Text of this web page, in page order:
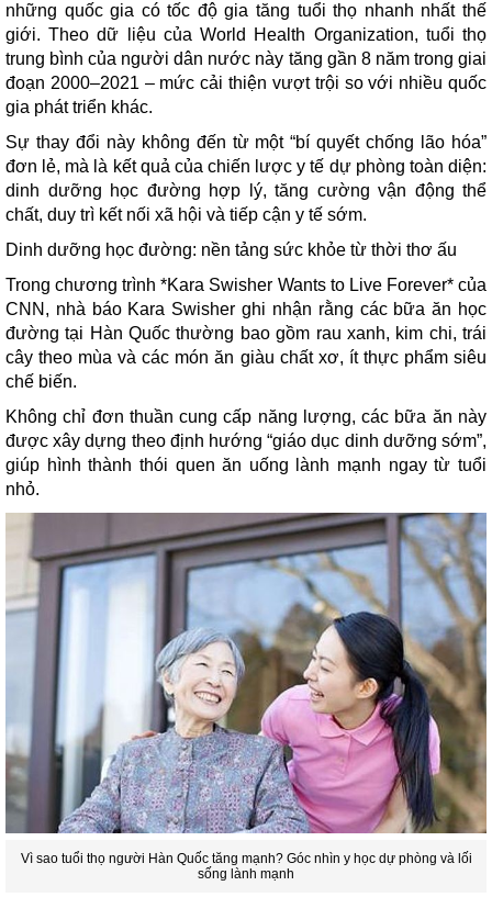
những quốc gia có tốc độ gia tăng tuổi thọ nhanh nhất thế
giới. Theo dữ liệu của World Health Organization, tuổi thọ
trung bình của người dân nước này tăng gần 8 năm trong giai
đoạn 2000–2021 – mức cải thiện vượt trội so với nhiều quốc
gia phát triển khác.
Sự thay đổi này không đến từ một “bí quyết chống lão hóa”
đơn lẻ, mà là kết quả của chiến lược y tế dự phòng toàn diện:
dinh dưỡng học đường hợp lý, tăng cường vận động thể
chất, duy trì kết nối xã hội và tiếp cận y tế sớm.
Dinh dưỡng học đường: nền tảng sức khỏe từ thời thơ ấu
Trong chương trình *Kara Swisher Wants to Live Forever* của
CNN, nhà báo Kara Swisher ghi nhận rằng các bữa ăn học
đường tại Hàn Quốc thường bao gồm rau xanh, kim chi, trái
cây theo mùa và các món ăn giàu chất xơ, ít thực phẩm siêu
chế biến.
Không chỉ đơn thuần cung cấp năng lượng, các bữa ăn này
được xây dựng theo định hướng “giáo dục dinh dưỡng sớm”,
giúp hình thành thói quen ăn uống lành mạnh ngay từ tuổi
nhỏ.
Vì sao tuổi thọ người Hàn Quốc tăng mạnh? Góc nhìn y học dự phòng và lối
sống lành mạnh